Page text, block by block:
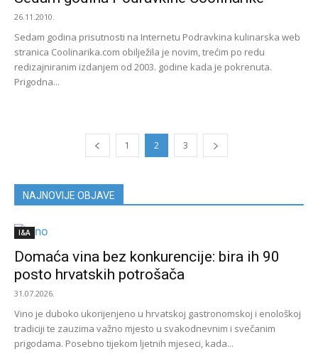
26.11.2010.
Sedam godina prisutnosti na Internetu Podravkina kulinarska web
stranica Coolinarika.com obilježila je novim, trećim po redu
redizajniranim izdanjem od 2003. godine kada je pokrenuta.
Prigodna...
1 2 3
NAJNOVIJE OBJAVE
I&A
Domaća vina bez konkurencije: bira ih 90
posto hrvatskih potrošača
31.07.2026.
Vino je duboko ukorijenjeno u hrvatskoj gastronomskoj i enološkoj
tradiciji te zauzima važno mjesto u svakodnevnim i svečanim
prigodama. Posebno tijekom ljetnih mjeseci, kada...